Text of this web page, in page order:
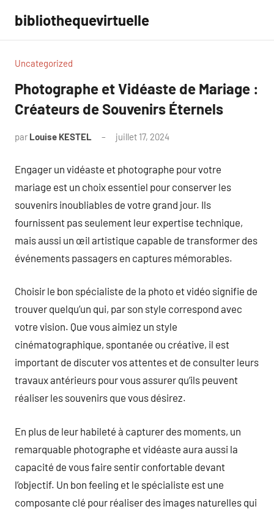
contenu
bibliothequevirtuelle
Uncategorized
Photographe et Vidéaste de Mariage :
Créateurs de Souvenirs Éternels
par Louise KESTEL juillet 17, 2024
Engager un vidéaste et photographe pour votre
mariage est un choix essentiel pour conserver les
souvenirs inoubliables de votre grand jour. Ils
fournissent pas seulement leur expertise technique,
mais aussi un œil artistique capable de transformer des
événements passagers en captures mémorables.
Choisir le bon spécialiste de la photo et vidéo signifie de
trouver quelqu’un qui, par son style correspond avec
votre vision. Que vous aimiez un style
cinématographique, spontanée ou créative, il est
important de discuter vos attentes et de consulter leurs
travaux antérieurs pour vous assurer qu’ils peuvent
réaliser les souvenirs que vous désirez.
En plus de leur habileté à capturer des moments, un
remarquable photographe et vidéaste aura aussi la
capacité de vous faire sentir confortable devant
l’objectif. Un bon feeling et le spécialiste est une
composante clé pour réaliser des images naturelles qui